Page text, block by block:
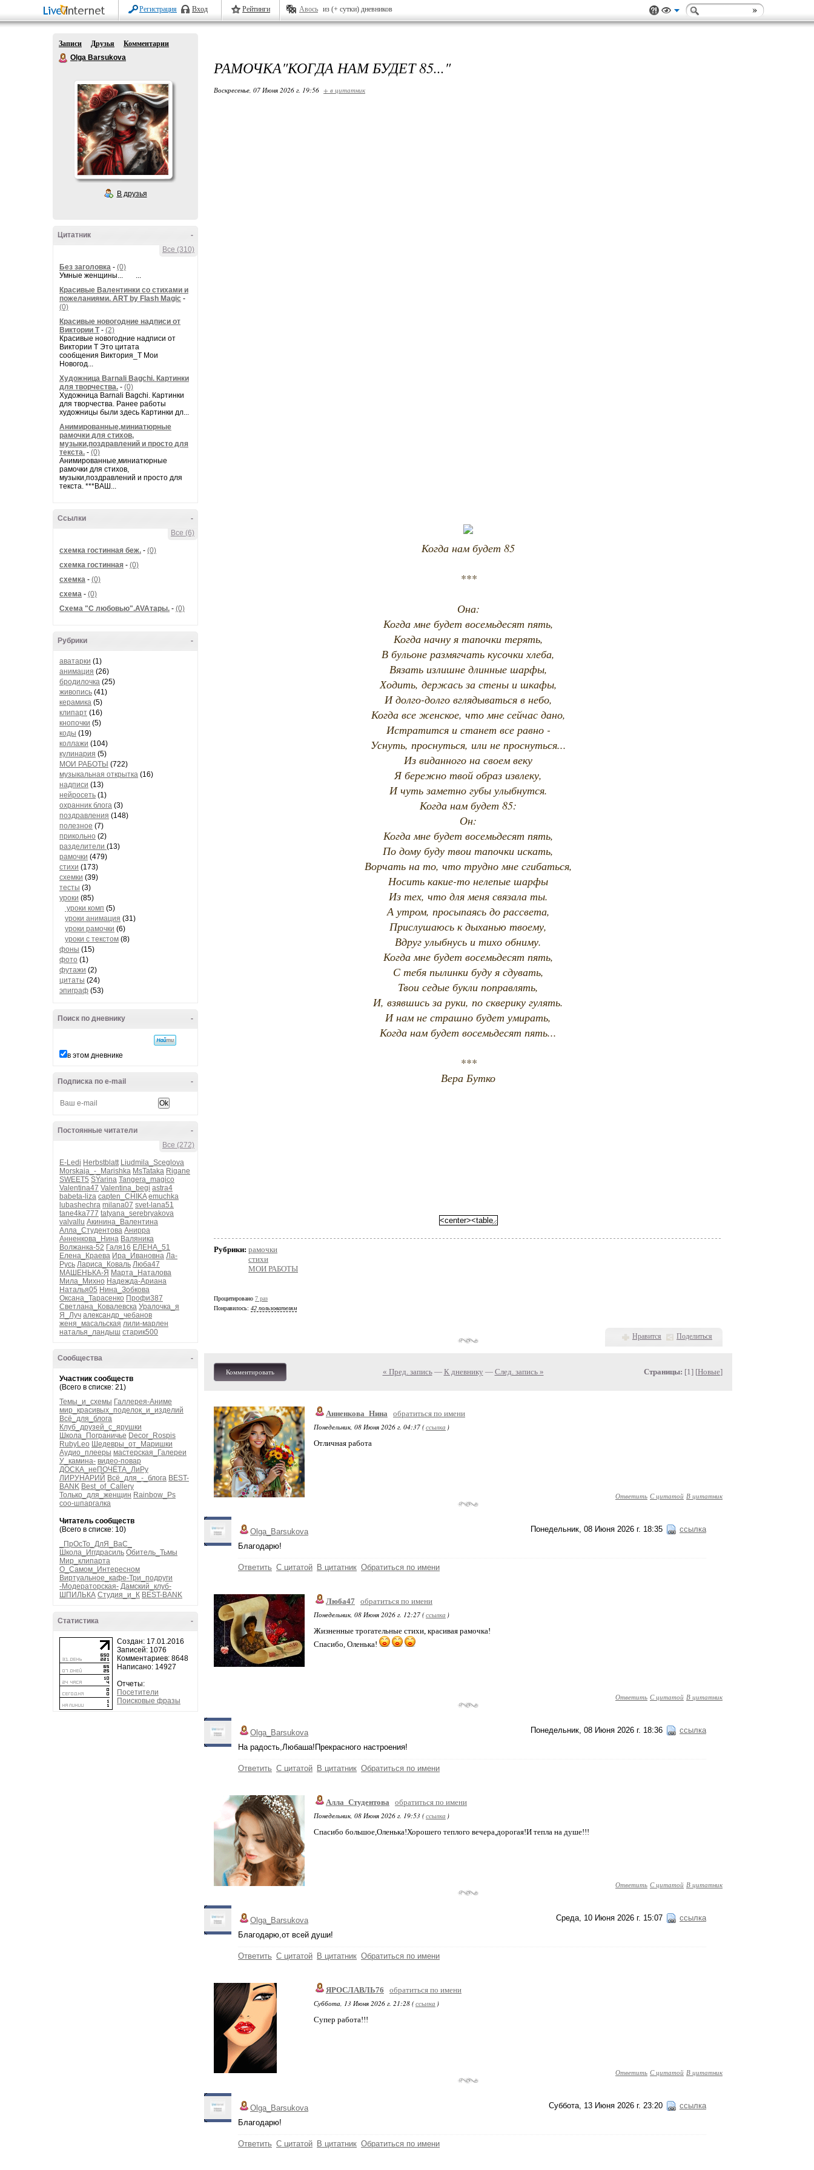
Регистрация Вход Рейтинги Авось из (+ сутки) дневников
Записи Друзья
Комментарии
Olga Barsukova
В друзья
-
Цитатник
Все (310)
Без заголовка - (0)
Умные женщины... ...
Красивые Валентинки со стихами и
пожеланиями. ART by Flash Magic -
(0)
Красивые новогодние надписи от
Виктории Т- (2)
Красивые новогодние надписи от
Виктории Т Это цитата
сообщения Виктория_Т Мои
Новогод...
Художница Barnali Bagchi. Картинки
для творчества. - (0)
Художница Barnali Bagchi. Картинки
для творчества. Ранее работы
художницы были здесь Картинки дл...
Анимированные,миниатюрные
рамочки для стихов,
музыки,поздравлений и просто для
текста. - (0)
Анимированные,миниатюрные
рамочки для стихов,
музыки,поздравлений и просто для
текста. ***ВАШ...
-
Ссылки
Все (6)
схемка гостинная беж. - (0)
схемка гостинная - (0)
схемка - (0)
схема - (0)
Схема "С любовью".AVAтары. - (0)
-
Рубрики
аватарки (1)
анимация (26)
бродилочка (25)
живопись (41)
керамика (5)
клипарт (16)
кнопочки (5)
коды (19)
коллажи (104)
кулинария (5)
МОИ РАБОТЫ (722)
музыкальная открытка (16)
надписи (13)
нейросеть (1)
охранник блога (3)
поздравления (148)
полезное (7)
прикольно (2)
разделители (13)
рамочки (479)
стихи (173)
схемки (39)
тесты (3)
уроки (85)
уроки комп (5)
уроки анимация (31)
уроки рамочки (6)
уроки с текстом (8)
фоны (15)
фото (1)
футажи (2)
цитаты (24)
эпиграф (53)
-
Поиск по дневнику
в этом дневнике
-
Подписка по e-mail
-
Постоянные читатели
Все (272)
E-Ledi Herbstblatt Liudmila_Sceglova
Morskaja_-_Marishka MsTataka Rigane
SWEET5 SYarina Tangera_magico
Valentina47 Valentina_begi astra4
babeta-liza capten_CHIKA emuchka
lubashechra milana07 svet-lana51
tane4ka777 tatyana_serebryakova
valvallu Акинина_Валентина
Алла_Студентова Анирра
Анненкова_Нина Валяника
Волжанка-52 Галя16 ЕЛЕНА_51
Елена_Краева Ира_Ивановна Ла-
Русь Лариса_Коваль Люба47
МАШЕНЬКА-Я Марта_Наталова
Мила_Михно Надежда-Ариана
Наталья05 Нина_Зобкова
Оксана_Тарасенко Профи387
Светлана_Ковалевска Уралочка_я
Я_Луч александр_чебанов
женя_масальская лили-марлен
наталья_ландыш старик500
-
Сообщества
Участник сообществ
(Всего в списке: 21)
Темы_и_схемы Галлерея-Аниме
мир_красивых_поделок_и_изделий
Всё_для_блога
Клуб_друзей_с_ярушки
Школа_Пограничье Decor_Rospis
RubyLeo Шедевры_от_Маришки
Аудио_плееры мастерская_Галереи
У_камина- видео-повар
ДОСКА_неПОЧЁТА_ЛиРу
ЛИРУНАРИЙ Всё_для_-_блога BEST-
BANK Best_of_Callery
Только_для_женщин Rainbow_Ps
соо-шпаргалка
Читатель сообществ
(Всего в списке: 10)
_ПрОсТо_ДлЯ_ВаС_
Школа_Иггдрасиль Обитель_Тьмы
Мир_клипарта
О_Самом_Интересном
Виртуальное_кафе-Три_подруги
-Модераторская- Дамский_клуб-
ШПИЛЬКА Студия_и_К BEST-BANK
-
Статистика
Создан: 17.01.2016
Записей: 1076
Комментариев: 8648
Написано: 14927
Отчеты:
Посетители
Поисковые фразы
РАМОЧКА"КОГДА НАМ БУДЕТ 85..."
Воскресенье, 07 Июня 2026 г. 19:56 + в цитатник
Когда нам будет 85
***
Она:
Когда мне будет восемьдесят пять,
Когда начну я тапочки терять,
В бульоне размягчать кусочки хлеба,
Вязать излишне длинные шарфы,
Ходить, держась за стены и шкафы,
И долго-долго вглядываться в небо,
Когда все женское, что мне сейчас дано,
Истратится и станет все равно -
Уснуть, проснуться, или не проснуться...
Из виданного на своем веку
Я бережно твой образ извлеку,
И чуть заметно губы улыбнутся.
Когда нам будет 85:
Он:
Когда мне будет восемьдесят пять,
По дому буду твои тапочки искать,
Ворчать на то, что трудно мне сгибаться,
Носить какие-то нелепые шарфы
Из тех, что для меня связала ты.
А утром, просыпаясь до рассвета,
Прислушаюсь к дыханью твоему,
Вдруг улыбнусь и тихо обниму.
Когда мне будет восемьдесят пять,
С тебя пылинки буду я сдувать,
Твои седые букли поправлять,
И, взявшись за руки, по скверику гулять.
И нам не страшно будет умирать,
Когда нам будет восемьдесят пять...
***
Вера Бутко
Рубрики: рамочки
стихи
МОИ РАБОТЫ
Процитировано 7 раз
Понравилось: 42 пользователям
Нравится Поделиться
Комментировать « Пред. запись— К дневнику — След. запись » Страницы: [1] [Новые]
Анненкова_Нина
обратиться по имени
Понедельник, 08 Июня 2026 г. 04:37 (ссылка )
Отличная работа
Ответить С цитатой В цитатник
Понедельник, 08 Июня 2026 г. 18:35 ссылка
Olga_Barsukova
Благодарю!
Ответить С цитатой В цитатник Обратиться по имени
Люба47
обратиться по имени
Понедельник, 08 Июня 2026 г. 12:27 (ссылка )
Жизненные трогательные стихи, красивая рамочка!
Спасибо, Оленька!
Ответить С цитатой В цитатник
Понедельник, 08 Июня 2026 г. 18:36 ссылка
Olga_Barsukova
На радость,Любаша!Прекрасного настроения!
Ответить С цитатой В цитатник Обратиться по имени
Алла_Студентова
обратиться по имени
Понедельник, 08 Июня 2026 г. 19:53 (ссылка )
Спасибо большое,Оленька!Хорошего теплого вечера,дорогая!И тепла на душе!!!
Ответить С цитатой В цитатник
Среда, 10 Июня 2026 г. 15:07 ссылка
Olga_Barsukova
Благодарю,от всей души!
Ответить С цитатой В цитатник Обратиться по имени
ЯРОСЛАВЛЬ76
обратиться по имени
Суббота, 13 Июня 2026 г. 21:28 (ссылка )
Супер работа!!!
Ответить С цитатой В цитатник
Суббота, 13 Июня 2026 г. 23:20 ссылка
Olga_Barsukova
Благодарю!
Ответить С цитатой В цитатник Обратиться по имени